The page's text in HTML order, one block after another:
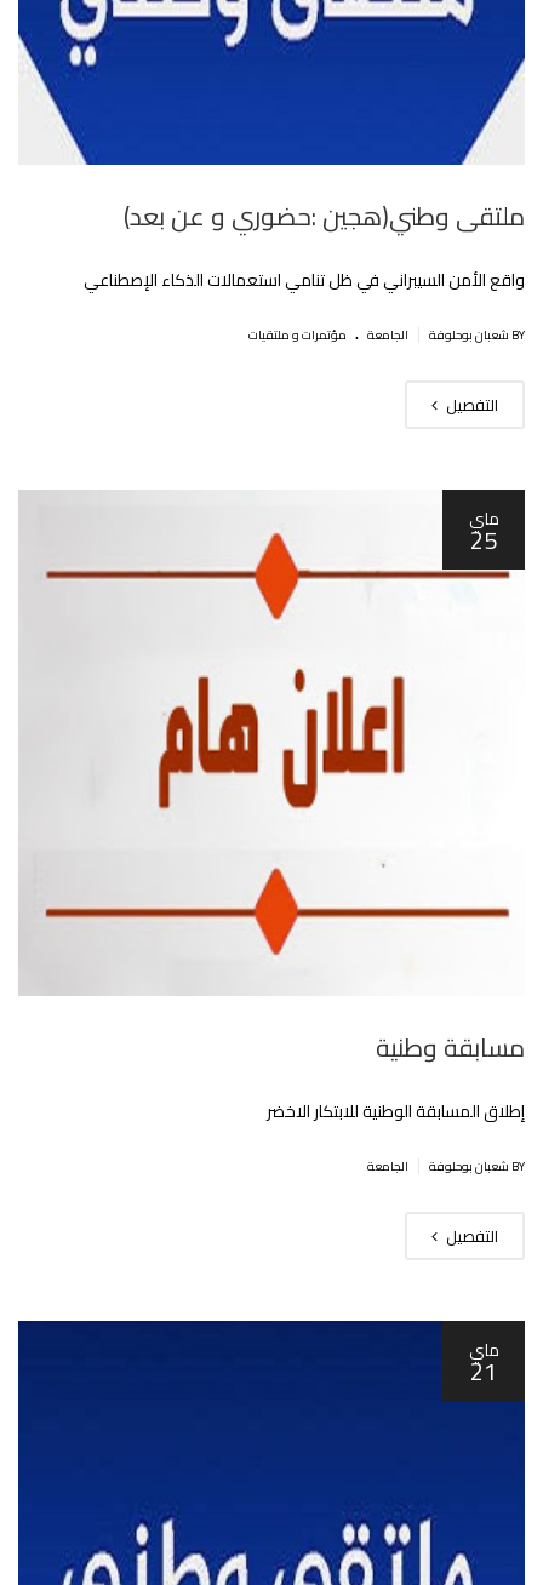
ملتقى وطني(هجين :حضوري و عن بعد)
واقع الأمن السيبراني في ظل تنامي استعمالات الذكاء الإصطناعي
BY شعبان بوحلوفة الجامعة . مؤتمرات و ملتقيات
التفصيل
ماي
25
مسابقة وطنية
إطلاق المسابقة الوطنية للابتكار الاخضر‎
BY شعبان بوحلوفة الجامعة
التفصيل
ماي
21